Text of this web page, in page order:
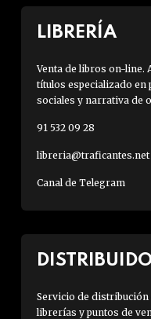
LIBRERÍA
Venta de libros on-line.
títulos especializado
sociales y narrativa de
91 532 09 28
libreria@traficantes.net
Canal de Telegram
Servicio de distribución
librerías y puntos de